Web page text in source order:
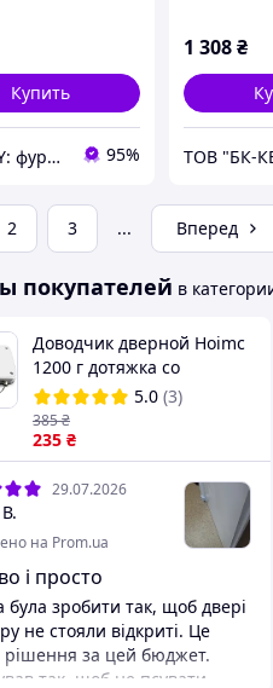
Купить
WINKEY: фурнитура для окон и дверей 95%
1 308₴
2 3 ... Вперед
покупателей в
Доводчик дверной Hoimc
1200 г дотяжка со
стальным тросом для
дверей и окон белый
(R051335)
5.0 (3)
235 ₴
385₴
29.07.2026
на Prom.ua
і просто
була зробити так, щоб двері
не стояли відкриті. Це
за цей бюджет.
так, щоб не псувати